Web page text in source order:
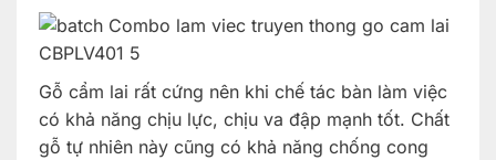
Gỗ cẩm lai rất cứng nên khi chế tác bàn làm việc
có khả năng chịu lực, chịu va đập mạnh tốt. Chất
gỗ tự nhiên này cũng có khả năng chống cong